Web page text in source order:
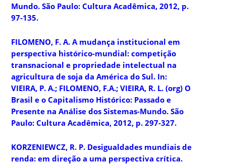
Mundo. São Paulo: Cultura Acadêmica, 2012, p.
97-135.
FILOMENO, F. A. A mudança institucional em
perspectiva histórico-mundial: competição
transnacional e propriedade intelectual na
agricultura de soja da América do Sul. In:
VIEIRA, P. A.; FILOMENO, F.A.; VIEIRA, R. L. (org) O
Brasil e o Capitalismo Histórico: Passado e
Presente na Análise dos Sistemas-Mundo. São
Paulo: Cultura Acadêmica, 2012, p. 297-327.
KORZENIEWCZ, R. P. Desigualdades mundiais de
renda: em direção a uma perspectiva crítica.